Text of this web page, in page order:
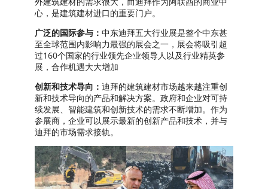
心，是建筑建材进口的重要门户。
广泛的国际参与： 中东迪拜五大行业展是整个中东甚
至全球范围内影响力最强的展会之一，展会将吸引超
过160个国家的行业领先企业领导人以及行业精英参
展，合作机遇大大增加
创新和技术导向： 迪拜的建筑建材市场越来越注重创
新和技术导向的产品和解决方案。政府和企业对可持
续发展、智能建筑和创新技术的需求不断增加。作为
参展商，企业可以展示最新的创新产品和技术，并与
迪拜的市场需求接轨。